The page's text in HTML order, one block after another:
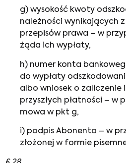
g) wysokość kwoty
należności wynikających
przepisów prawa – w
żąda ich wypłaty,
h) numer konta
do wypłaty
albo wniosek o zaliczenie
przyszłych płatności – w
mowa w pkt g,
i) podpis Abonenta – w
złożonej w formie